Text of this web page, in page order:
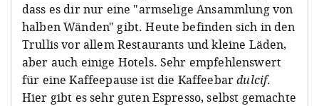
dass es dir nur eine "armselige Ansammlung von
halben Wänden" gibt. Heute befinden sich in den
Trullis vor allem Restaurants und kleine Läden,
aber auch einige Hotels. Sehr empfehlenswert
für eine Kaffeepause ist die Kaffeebardulcif.
Hier gibt es sehr guten Espresso, selbst gemachte